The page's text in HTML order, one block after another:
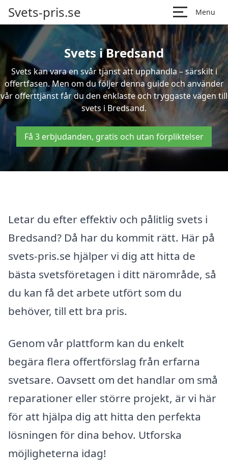
Svets-pris.se Menu
Svets i Bredsand
Svets kan vara en svår tjänst att upphandla – särskilt i
offertfasen. Men om du följer denna guide och använder
vår offerttjänst får du den enklaste och tryggaste vägen till
svets i Bredsand.
Få 3 erbjudanden, gratis och utan förpliktelser
Letar du efter effektiv och pålitlig svets i
Bredsand? Då har du kommit rätt. Här på
svets-pris.se hjälper vi dig att hitta de
bästa svetsföretagen i ditt närområde, så
du kan få det arbete utfört som du
behöver, till ett bra pris.
Genom vår plattform kan du enkelt
begära flera offertförslag från erfarna
svetsare. Oavsett om det handlar om små
reparationer eller större projekt, är vi här
för att hjälpa dig att hitta den perfekta
lösningen för dina behov. Utforska
möjligheterna idag!